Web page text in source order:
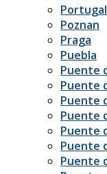
Portugal
Poznan
Praga
Puebla
Puente
Puente
Puente
Puente
Puente
Puente
Puente